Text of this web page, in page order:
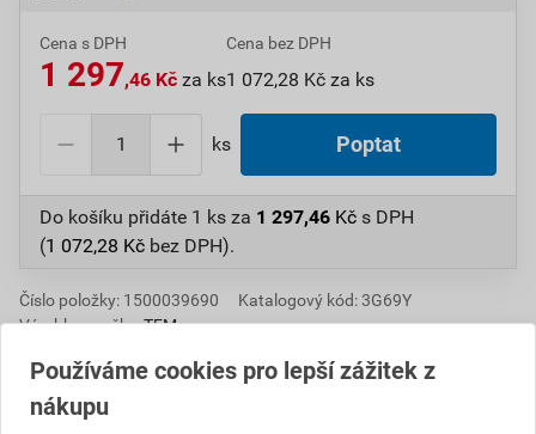
Cena s DPH
1 297,46 Kč za ks
Cena bez DPH
1 072,28 Kč za ks
ks Poptat
Do košíku přidáte 1 ks za 1 297,46 Kč s DPH
(1 072,28 Kč bez DPH).
Číslo položky: 1500039690
Katalogový kód: 3G69Y
Výrobky značky:TEM
Používáme cookies pro lepší zážitek z
nákupu